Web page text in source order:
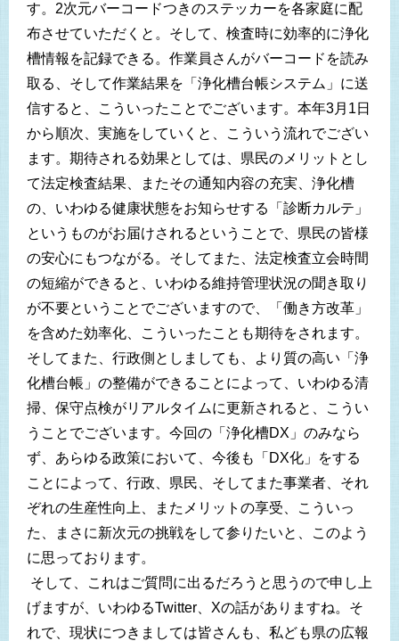
す。2次元バーコードつきのステッカーを各家庭に配
布させていただくと。そして、検査時に効率的に浄化
槽情報を記録できる。作業員さんがバーコードを読み
取る、そして作業結果を「浄化槽台帳システム」に送
信すると、こういったことでございます。本年3月1日
から順次、実施をしていくと、こういう流れでござい
ます。期待される効果としては、県民のメリットとし
て法定検査結果、またその通知内容の充実、浄化槽
の、いわゆる健康状態をお知らせする「診断カルテ」
というものがお届けされるということで、県民の皆様
の安心にもつながる。そしてまた、法定検査立会時間
の短縮ができると、いわゆる維持管理状況の聞き取り
が不要ということでございますので、「働き方改革」
を含めた効率化、こういったことも期待をされます。
そしてまた、行政側としましても、より質の高い「浄
化槽台帳」の整備ができることによって、いわゆる清
掃、保守点検がリアルタイムに更新されると、こうい
うことでございます。今回の「浄化槽DX」のみなら
ず、あらゆる政策において、今後も「DX化」をする
ことによって、行政、県民、そしてまた事業者、それ
ぞれの生産性向上、またメリットの享受、こういっ
た、まさに新次元の挑戦をして参りたいと、このよう
に思っております。
そして、これはご質問に出るだろうと思うので申し上
げますが、いわゆるTwitter、Xの話がありますね。そ
れで、現状につきましては皆さんも、私ども県の広報